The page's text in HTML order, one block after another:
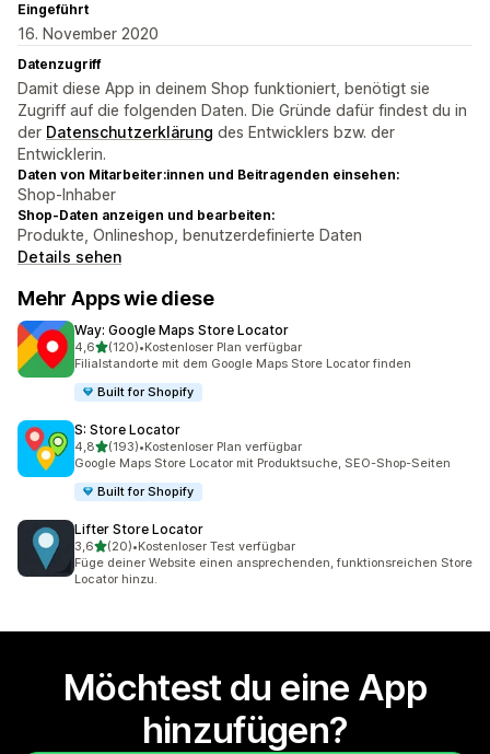
Eingeführt
16. November 2020
Datenzugriff
Damit diese App in deinem Shop funktioniert, benötigt sie
Zugriff auf die folgenden Daten. Die Gründe dafür findest du in
der Datenschutzerklärung des Entwicklers bzw. der
Entwicklerin.
Daten von Mitarbeiter:innen und Beitragenden einsehen:
Shop-Inhaber
Shop-Daten anzeigen und bearbeiten:
Produkte, Onlineshop, benutzerdefinierte Daten
Details sehen
Mehr Apps wie diese
Way: Google Maps Store Locator
4,6von 5 Sternen
(120)
120 Rezensionen insgesamt
•Kostenloser Plan verfügbar
Filialstandorte mit dem Google Maps Store Locator finden
Built for Shopify
S: Store Locator
4,8von 5 Sternen
(193)
193 Rezensionen insgesamt
•Kostenloser Plan verfügbar
Google Maps Store Locator mit Produktsuche, SEO-Shop-Seiten
Built for Shopify
Lifter Store Locator
3,6von 5 Sternen
(20)
20 Rezensionen insgesamt
•Kostenloser Test verfügbar
Füge deiner Website einen ansprechenden, funktionsreichen Store
Locator hinzu.
Möchtest du eine App
hinzufügen?